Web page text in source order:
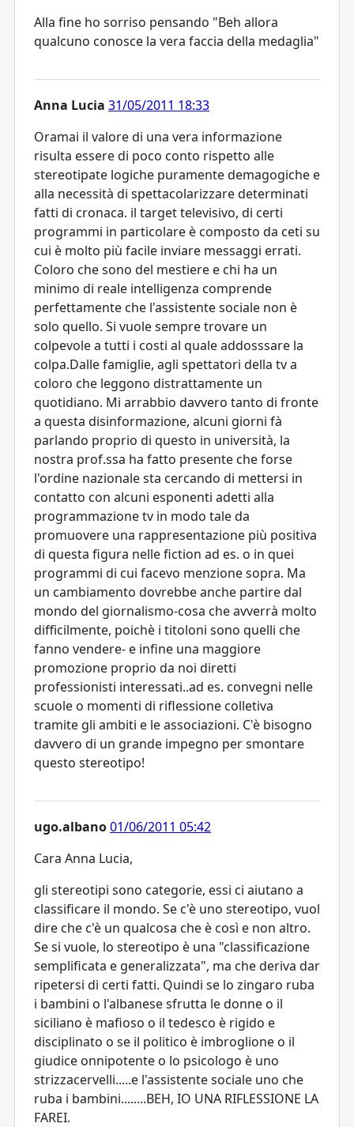
Alla fine ho sorriso pensando "Beh allora
qualcuno conosce la vera faccia della medaglia"
Anna Lucia 31/05/2011 18:33
Oramai il valore di una vera informazione
risulta essere di poco conto rispetto alle
stereotipate logiche puramente demagogiche e
alla necessità di spettacolarizzare determinati
fatti di cronaca. il target televisivo, di certi
programmi in particolare è composto da ceti su
cui è molto più facile inviare messaggi errati.
Coloro che sono del mestiere e chi ha un
minimo di reale intelligenza comprende
perfettamente che l'assistente sociale non è
solo quello. Si vuole sempre trovare un
colpevole a tutti i costi al quale addosssare la
colpa.Dalle famiglie, agli spettatori della tv a
coloro che leggono distrattamente un
quotidiano. Mi arrabbio davvero tanto di fronte
a questa disinformazione, alcuni giorni fà
parlando proprio di questo in università, la
nostra prof.ssa ha fatto presente che forse
l'ordine nazionale sta cercando di mettersi in
contatto con alcuni esponenti adetti alla
programmazione tv in modo tale da
promuovere una rappresentazione più positiva
di questa figura nelle fiction ad es. o in quei
programmi di cui facevo menzione sopra. Ma
un cambiamento dovrebbe anche partire dal
mondo del giornalismo-cosa che avverrà molto
difficilmente, poichè i titoloni sono quelli che
fanno vendere- e infine una maggiore
promozione proprio da noi diretti
professionisti interessati..ad es. convegni nelle
scuole o momenti di riflessione colletiva
tramite gli ambiti e le associazioni. C'è bisogno
davvero di un grande impegno per smontare
questo stereotipo!
ugo.albano01/06/2011 05:42
Cara Anna Lucia,
gli stereotipi sono categorie, essi ci aiutano a
classificare il mondo. Se c'è uno stereotipo, vuol
dire che c'è un qualcosa che è così e non altro.
Se si vuole, lo stereotipo è una "classificazione
semplificata e generalizzata", ma che deriva dar
ripetersi di certi fatti. Quindi se lo zingaro ruba
i bambini o l'albanese sfrutta le donne o il
siciliano è mafioso o il tedesco è rigido e
disciplinato o se il politico è imbroglione o il
giudice onnipotente o lo psicologo è uno
strizzacervelli.....e l'assistente sociale uno che
ruba i bambini........BEH, IO UNA RIFLESSIONE LA
FAREI.